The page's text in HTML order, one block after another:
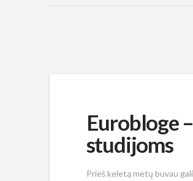
Eurobloge
studijoms
Prieš keletą metų buvau